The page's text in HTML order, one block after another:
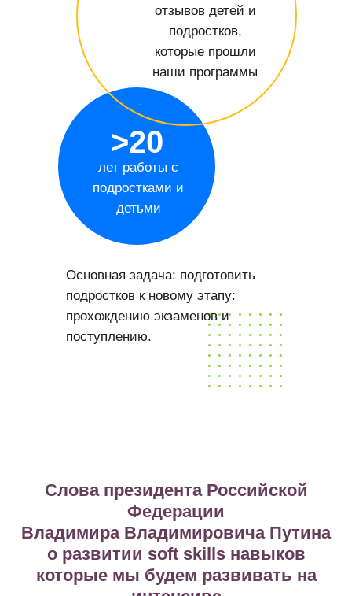
>20
лет работы с
подростками и
детьми
Основная задача: подготовить
подростков к новому этапу:
прохождению экзаменов и
поступлению.
отзывов детей и
подростков,
которые прошли
наши программы
Слова президента Российской
Федерации
Владимира Владимировича Путина
о развитии soft skills навыков
которые мы будем развивать на